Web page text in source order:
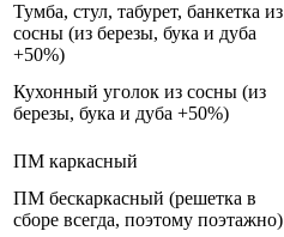
Тумба, стул, табурет, банкетка из
сосны (из березы, бука и дуба
+50%)
Кухонный уголок из сосны (из
березы, бука и дуба +50%)
ПМ каркасный
ПМ бескаркасный (решетка в
сборе всегда, поэтому поэтажно)